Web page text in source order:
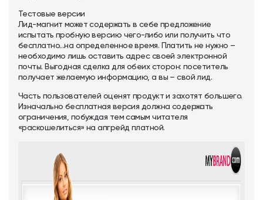
Тестовые версии
Лид-магнит может содержать в себе предложение
испытать пробную версию чего-либо или получить что
бесплатно…на определенное время. Платить не нужно –
необходимо лишь оставить адрес своей электронной
почты. Выгодная сделка для обеих сторон: посетитель
получает желаемую информацию, а вы – свой лид.
Часть пользователей оценят продукт и захотят большего.
Изначально бесплатная версия должна содержать
ограничения, побуждая тем самым читателя
«раскошелиться» на апгрейд платной.